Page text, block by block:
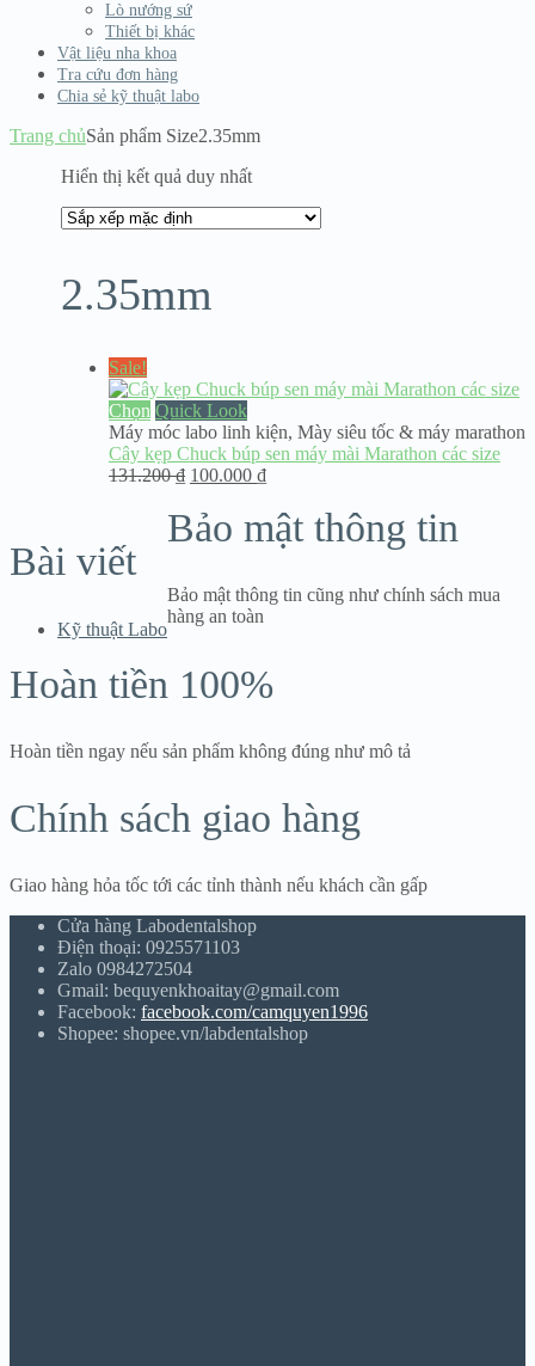
Lò nướng sứ
Thiết bị khác
Vật liệu nha khoa
Tra cứu đơn hàng
Chia sẻ kỹ thuật labo
Trang chủSản phẩm Size2.35mm
Hiển thị kết quả duy nhất
2.35mm
Sale!
Chọn Quick Look
Máy móc labo linh kiện, Mày siêu tốc & máy marathon
Cây kẹp Chuck búp sen máy mài Marathon các size
131.200₫ Giá
là:
131.200 ₫.
100.000 ₫Giá
tại
là:
Bài viết
Kỹ thuật Labo
Bảo mật thông tin
Bảo mật thông tin cũng như chính sách mua
hàng an toàn
Hoàn tiền 100%
Hoàn tiền ngay nếu sản phẩm không đúng như mô tả
Chính sách giao hàng
Giao hàng hỏa tốc tới các tỉnh thành nếu khách cần gấp
Cửa hàng Labodentalshop
Điện thoại: 0925571103
Zalo 0984272504
Gmail: bequyenkhoaitay@gmail.com
Facebook: facebook.com/camquyen1996
Shopee: shopee.vn/labdentalshop